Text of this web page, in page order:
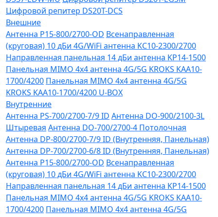
Цифровой репитер DS20T-DCS
Внешние
Антенна P15-800/2700-OD Всенаправленная
(круговая) 10 дБи 4G/WiFi антенна KC10-2300/2700
Направленная панельная 14 дБи антенна KP14-1500
Панельная MIMO 4x4 антенна 4G/5G KROKS KAA10-
1700/4200 Панельная MIMO 4x4 антенна 4G/5G
KROKS KAA10-1700/4200 U-BOX
Внутренние
Антенна PS-700/2700-7/9 ID Антенна DO-900/2100-3L
Штыревая Антенна DO-700/2700-4 Потолочная
Антенна DP-800/2700-7/9 ID (Внутренняя, Панельная)
Антенна DP-700/2700-6/8 ID (Внутренняя, Панельная)
Антенна P15-800/2700-OD Всенаправленная
(круговая) 10 дБи 4G/WiFi антенна KC10-2300/2700
Направленная панельная 14 дБи антенна KP14-1500
Панельная MIMO 4x4 антенна 4G/5G KROKS KAA10-
1700/4200 Панельная MIMO 4x4 антенна 4G/5G